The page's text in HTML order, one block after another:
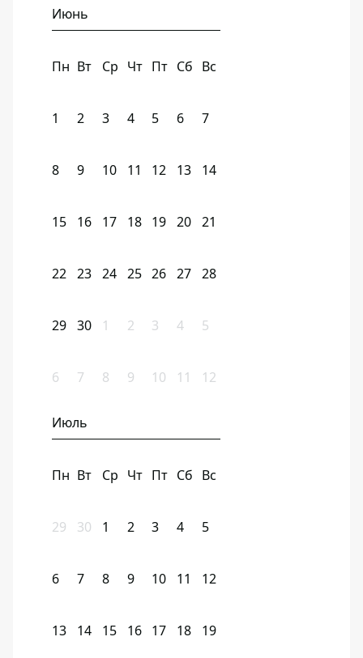
Июнь
Пн Вт Ср Чт Пт Сб Вс
1 2 3 4 5 6 7
8 9 10 11 12 13 14
15 16 17 18 19 20 21
22 23 24 25 26 27 28
29 30 1 2 3 4 5
6 7 8 9 10 11 12
Июль
Пн Вт Ср Чт Пт Сб Вс
29 30 1 2 3 4 5
6 7 8 9 10 11 12
13 14 15 16 17 18 19